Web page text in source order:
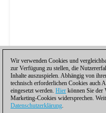
Wir verwenden Cookies und
zur Verfügung zu stellen, die
Inhalte auszuspielen. Abhängig von
technisch erforderlichen Cookies auch
eingesetzt werden. Hier können Sie der
Marketing-Cookies widersprechen.
Datenschutzerklärung.